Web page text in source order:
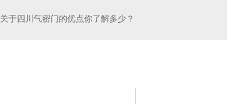
关于四川气密门的优点你了解多少？